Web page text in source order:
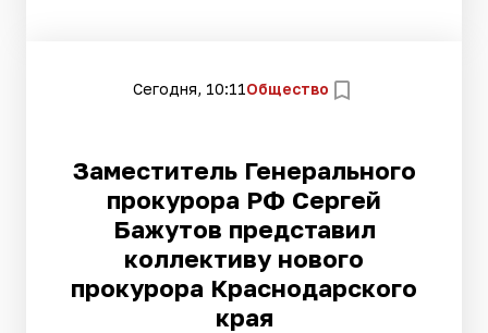
Сегодня, 10:11Общество
Заместитель Генерального
прокурора РФ Сергей
Бажутов представил
коллективу нового
прокурора Краснодарского
края